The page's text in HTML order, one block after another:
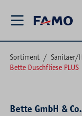
Sortiment / Sanitaer/
Bette Duschfliese PLUS
Bette GmbH &